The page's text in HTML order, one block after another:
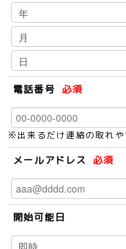
電話番号 必須
※出来るだけ連絡の取れや
メールアドレス 必須
開始可能日